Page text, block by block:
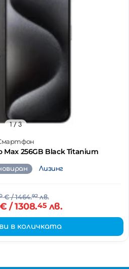
Max 256GB Black Titanium
1/ 3
Лизинг
€/ 1464.92лв.
/ 1308.45лв.
в количката